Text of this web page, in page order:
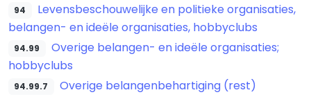
94
Levensbeschouwelijke en politieke organisaties,
belangen- en ideële organisaties, hobbyclubs
94.99
Overige belangen- en ideële organisaties;
hobbyclubs
94.99.7 Overige belangenbehartiging (rest)